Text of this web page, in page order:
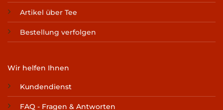
Artikel über Tee
Bestellung verfolgen
Wir helfen Ihnen
Kundendienst
FAQ - Fragen & Antworten